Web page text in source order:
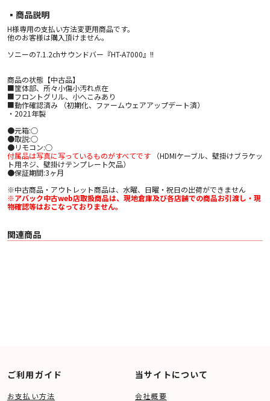
▪︎商品説明
H様専用の支払い方法変更用商品です。
他のお客様は購入頂けません。
ソニーの7.1.2chサウンドバー『HT-A7000』!!
商品の状態【中古品】
■筐体部、所々小傷小汚れ点在
■フロントグリル、小へこみあり
■動作確認済み （初期化、ファームウェアアップデート済）
・2021年製
●元箱:○
●取説:○
●リモコン:○
付属品は写真に写っているものがすべてです（HDMIケーブル、壁掛けブラケッ
ト用ネジ、壁掛けテンプレート欠品）
●保証期間:3ヶ月
※中古商品・アウトレット商品は、水曜、日曜・祝日の出荷ができません
※アバック中古web店取扱商品は、現地倉庫及び各店舗での商品お引渡し・現
物確認等はおこなっておりません。
関連商品
ご利用ガイド
お支払い方法
当サイトについて
会社概要